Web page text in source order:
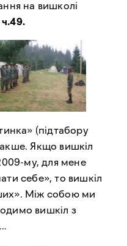
на вишколі
ч.49.
(підтабору
Якщо вишкіл
му, для мене
себе», то вишкіл
Між собою ми
вишкіл з